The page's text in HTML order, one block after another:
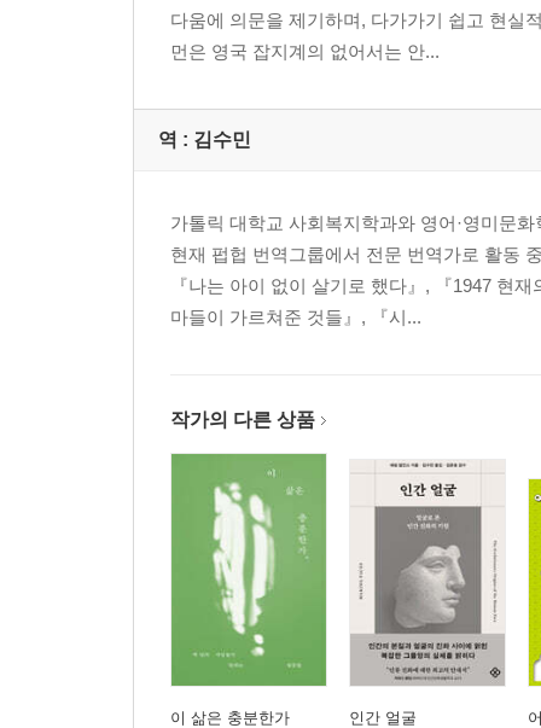
다움에 의문을 제기하며, 다가가기 쉽고 현실
먼은 영국 잡지계의 없어서는 안...
역 : 김수민
가톨릭 대학교 사회복지학과와 영어·영미문
현재 펍헙 번역그룹에서 전문 번역가로 활동
『나는 아이 없이 살기로 했다』, 『1947 현
마들이 가르쳐준 것들』, 『시...
작가의 다른 상품
이 삶은 충분한가 인간 얼굴